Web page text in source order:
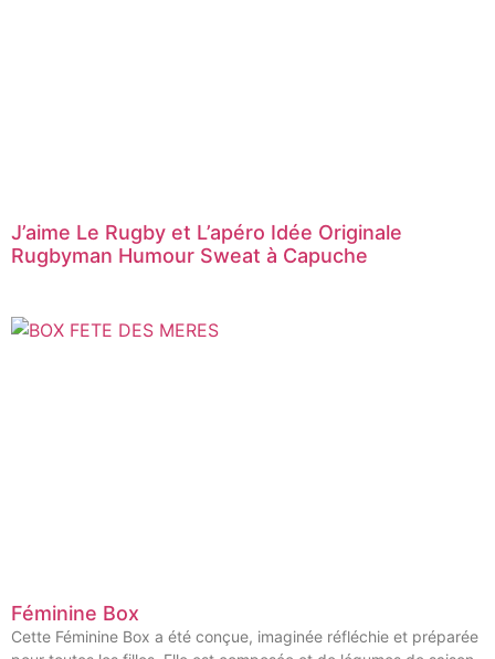
J’aime Le Rugby et L’apéro Idée Originale
Rugbyman Humour Sweat à Capuche
Féminine Box
Cette Féminine Box a été conçue, imaginée réfléchie et préparée